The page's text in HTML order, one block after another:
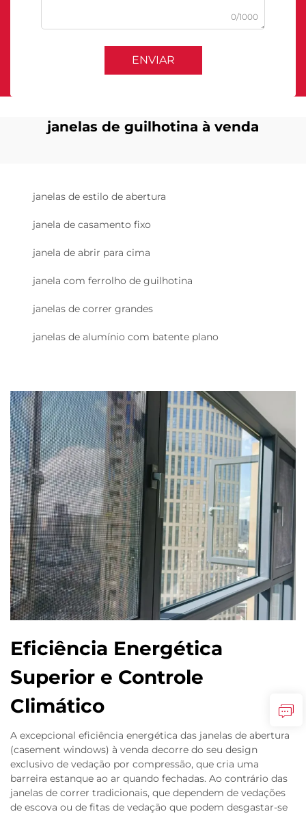
0/1000
ENVIAR
janelas de guilhotina à venda
janelas de estilo de abertura
janela de casamento fixo
janela de abrir para cima
janela com ferrolho de guilhotina
janelas de correr grandes
janelas de alumínio com batente plano
Eficiência Energética
Superior e Controle
Climático
A excepcional eficiência energética das janelas de abertura
(casement windows) à venda decorre do seu design
exclusivo de vedação por compressão, que cria uma
barreira estanque ao ar quando fechadas. Ao contrário das
janelas de correr tradicionais, que dependem de vedações
de escova ou de fitas de vedação que podem desgastar-se